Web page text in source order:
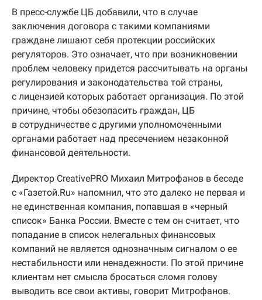
В пресс-службе ЦБ добавили, что в случае
заключения договора с такими компаниями
граждане лишают себя протекции российских
регуляторов. Это означает, что при возникновении
проблем человеку придется рассчитывать на органы
регулирования и законодательства той страны,
с лицензией которых работает организация. По этой
причине, чтобы обезопасить граждан, ЦБ
в сотрудничестве с другими уполномоченными
органами работает над пресечением незаконной
финансовой деятельности.
Директор CreativePRO Михаил Митрофанов в беседе
с «Газетой.Ru» напомнил, что это далеко не первая и
не единственная компания, попавшая в «черный
список» Банка России. Вместе с тем он считает, что
попадание в список нелегальных финансовых
компаний не является однозначным сигналом о ее
нестабильности или ненадежности. По этой причине
клиентам нет смысла бросаться сломя голову
выводить все свои активы, говорит Митрофанов.